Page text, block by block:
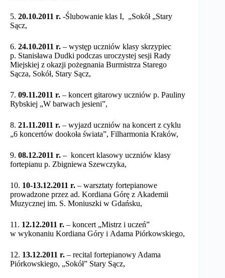
5. 20.10.2011 r. -Ślubowanie klas I, „Sokół „Stary
Sącz,
6. 24.10.2011 r. – występ uczniów klasy skrzypiec
p. Stanisława Dudki podczas uroczystej sesji Rady
Miejskiej z okazji pożegnania Burmistrza Starego
Sącza, Sokół, Stary Sącz,
7. 09.11.2011 r. – koncert gitarowy uczniów p. Pauliny
Rybskiej „W barwach jesieni”,
8. 21.11.2011 r. – wyjazd uczniów na koncert z cyklu
„6 koncertów dookoła świata”, Filharmonia Kraków,
9. 08.12.2011 r. – koncert klasowy uczniów klasy
fortepianu p. Zbigniewa Szewczyka,
10. 10-13.12.2011 r. – warsztaty fortepianowe
prowadzone przez ad. Kordiana Górę z Akademii
Muzycznej im. S. Moniuszki w Gdańsku,
11. 12.12.2011 r. – koncert „Mistrz i uczeń”
w wykonaniu Kordiana Góry i Adama Piórkowskiego,
12. 13.12.2011 r. – recital fortepianowy Adama
Piórkowskiego, „Sokół” Stary Sącz,